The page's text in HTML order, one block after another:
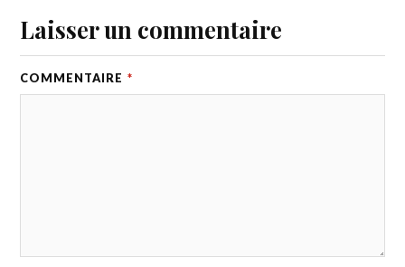
Laisser un commentaire
COMMENTAIRE *